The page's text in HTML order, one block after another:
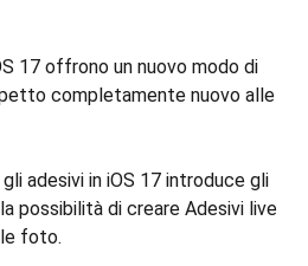
17 offrono un nuovo modo di
completamente nuovo alle
adesivi in iOS 17 introduce gli
possibilità di creare Adesivi live
foto.